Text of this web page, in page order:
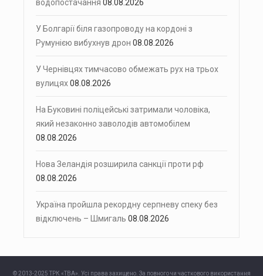
водопостачання 08.08.2026
У Болгарії біля газопроводу на кордоні з
Румунією вибухнув дрон 08.08.2026
У Чернівцях тимчасово обмежать рух на трьох
вулицях08.08.2026
На Буковині поліцейські затримали чоловіка,
який незаконно заволодів автомобілем
08.08.2026
Нова Зеландія розширила санкції проти рф
08.08.2026
Україна пройшла рекордну серпневу спеку без
відключень – Шмигаль 08.08.2026
© 2013-2025 ТРК «ТВА». Усі права захищено. За повного чи часткового використання